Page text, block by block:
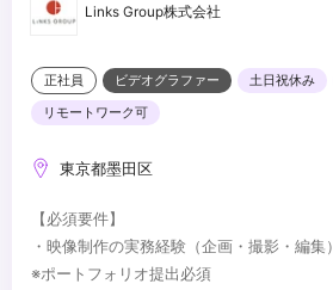
Links Group株式会社
正社員 ビデオグラファー 土日祝休み
リモートワーク可
東京都墨田区
【必須要件】
・映像制作の実務経験（企画・撮影・編集）
※ポートフォリオ提出必須